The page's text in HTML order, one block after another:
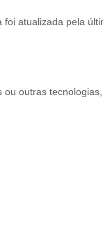
atualizada pela
outras tecnologias,